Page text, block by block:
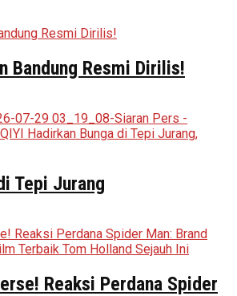
Bandung Resmi Dirilis!
Tepi Jurang
Reaksi Perdana Spider